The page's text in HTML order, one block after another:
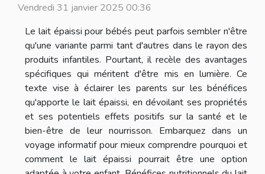
Vendredi 31 janvier 2025 00:36
Le lait épaissi pour bébés peut parfois sembler n'être
qu'une variante parmi tant d'autres dans le rayon des
produits infantiles. Pourtant, il recèle des avantages
spécifiques qui méritent d'être mis en lumière. Ce
texte vise à éclairer les parents sur les bénéfices
qu'apporte le lait épaissi, en dévoilant ses propriétés
et ses potentiels effets positifs sur la santé et le
bien-être de leur nourrisson. Embarquez dans un
voyage informatif pour mieux comprendre pourquoi et
comment le lait épaissi pourrait être une option